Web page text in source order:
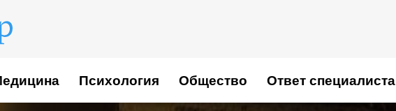
Психология Общество Ответ специалиста